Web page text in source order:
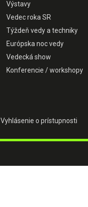
Výstavy
Vedec roka SR
Týždeň vedy a techniky
Európska noc vedy
Vedecká show
Konferencie / workshopy
Vyhlásenie o prístupnosti